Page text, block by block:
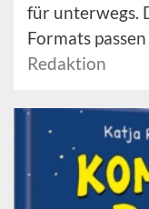
für unterwegs.
Formats passen
Redaktion